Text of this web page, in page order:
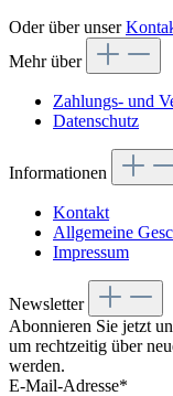
Oder über unser
Mehr über
Zahlungs- und
Datenschutz
Informationen
Kontakt
Allgemeine
Impressum
Newsletter
Abonnieren Sie jetzt
um rechtzeitig über
werden.
E-Mail-Adresse*